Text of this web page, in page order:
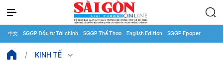
中文 SGGP Đầu tư Tài chính SGGP Thể Thao English Edition SGGP Epaper
KINH TẾ